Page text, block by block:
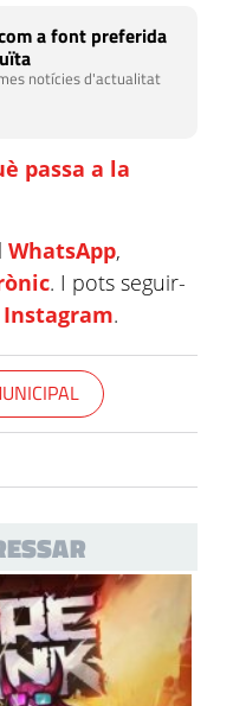
a font preferida
notícies d'actualitat
passa a la
WhatsApp,
. I pots seguir-
Instagram.